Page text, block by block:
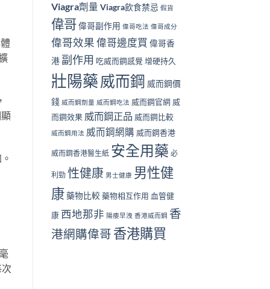
Viagra劑量 Viagra飲食禁忌 假貨
偉哥 偉哥副作用 偉哥吃法 偉哥成分
偉哥效果偉哥邊度買 偉哥香
港 副作用 吃威而鋼感覺 增硬持久
壯陽藥 威而鋼 威而鋼價
錢 威而鋼劑量 威而鋼吃法 威而鋼官網 威
而鋼效果 威而鋼正品 威而鋼比較
威而鋼用法 威而鋼網購 威而鋼香港
威而鋼香港醫生紙 安全用藥 必
利勁 性健康 男士健康 男性健
康 藥物比較 藥物相互作用 血管健
康 西地那非 陽痿早洩 香港威而鋼 香
港網購偉哥 香港購買